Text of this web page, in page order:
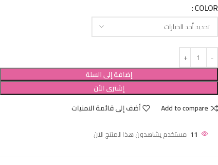
COLOR
إضافة إلى السلة
إشترى الأن
Add to compare
أضف إلى قائمة الامنيات
11 مستخدم يشاهدون هذا المنتج الآن